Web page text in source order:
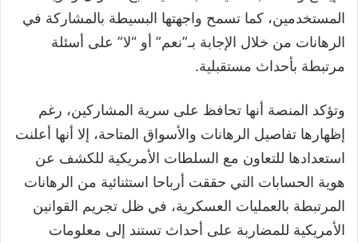
المستخدمين، كما تسمح واجهتها البسيطة بالمشاركة في
الرهانات من خلال الإجابة بـ”نعم” أو “لا” على أسئلة
مرتبطة بأحداث مستقبلية.
وتؤكد المنصة أنها تحافظ على سرية المشاركين، رغم
إظهارها تفاصيل الرهانات والأسواق المتاحة، إلا أنها أعلنت
استعدادها للتعاون مع السلطات الأمريكية للكشف عن
هوية الحسابات التي حققت أرباحا استثنائية من الرهانات
المرتبطة بالعمليات العسكرية، في ظل تجريم القوانين
الأمريكية للمضاربة على أحداث تستند إلى معلومات